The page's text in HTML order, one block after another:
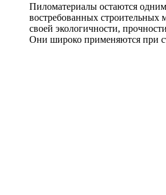
Пиломатериалы остаются
востребованных строительных
своей экологичности,
Они широко применяются при